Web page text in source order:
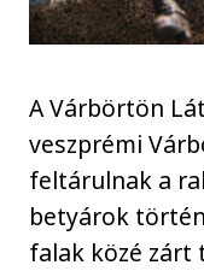
A Várbörtön
veszprémi
feltárulnak a
betyárok
falak közé zárt